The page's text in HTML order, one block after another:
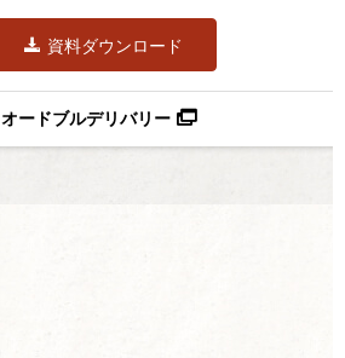
資料ダウンロード
オードブルデリバリー